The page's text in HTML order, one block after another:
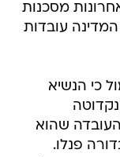
מסכנות
המדינה עובדות
כי הנשיא
שהוא
פנלו.